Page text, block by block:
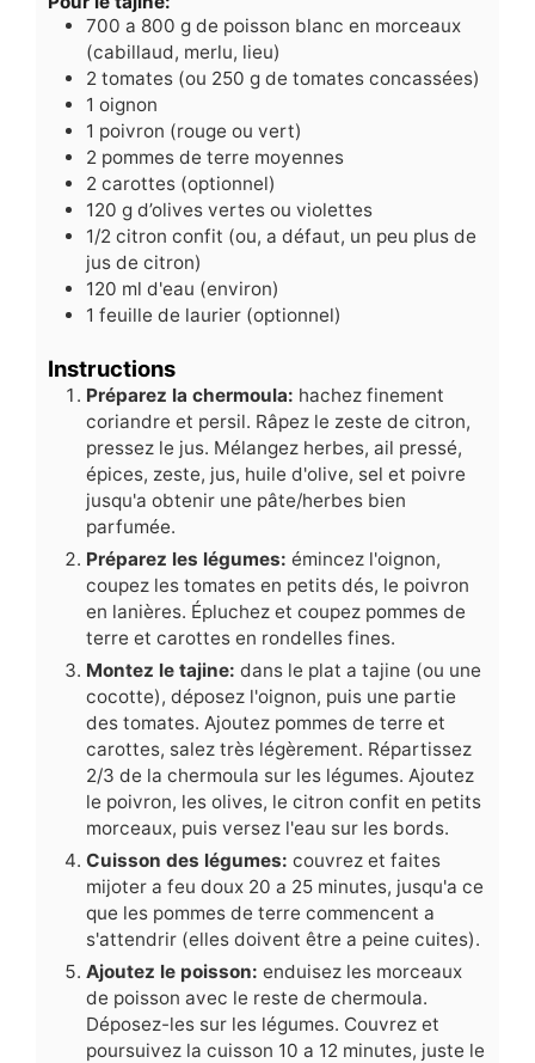
700 a 800 g de poisson blanc en morceaux
(cabillaud, merlu, lieu)
2 tomates (ou 250 g de tomates concassées)
1 oignon
1 poivron (rouge ou vert)
2 pommes de terre moyennes
2 carottes (optionnel)
120 g d’olives vertes ou violettes
1/2 citron confit (ou, a défaut, un peu plus de
jus de citron)
120 ml d'eau (environ)
1 feuille de laurier (optionnel)
Instructions
Préparez la chermoula: hachez finement
coriandre et persil. Râpez le zeste de citron,
pressez le jus. Mélangez herbes, ail pressé,
épices, zeste, jus, huile d'olive, sel et poivre
jusqu'a obtenir une pâte/herbes bien
parfumée.
Préparez les légumes: émincez l'oignon,
coupez les tomates en petits dés, le poivron
en lanières. Épluchez et coupez pommes de
terre et carottes en rondelles fines.
Montez le tajine: dans le plat a tajine (ou une
cocotte), déposez l'oignon, puis une partie
des tomates. Ajoutez pommes de terre et
carottes, salez très légèrement. Répartissez
2/3 de la chermoula sur les légumes. Ajoutez
le poivron, les olives, le citron confit en petits
morceaux, puis versez l'eau sur les bords.
Cuisson des légumes: couvrez et faites
mijoter a feu doux 20 a 25 minutes, jusqu'a ce
que les pommes de terre commencent a
s'attendrir (elles doivent être a peine cuites).
Ajoutez le poisson: enduisez les morceaux
de poisson avec le reste de chermoula.
Déposez-les sur les légumes. Couvrez et
poursuivez la cuisson 10 a 12 minutes, juste le